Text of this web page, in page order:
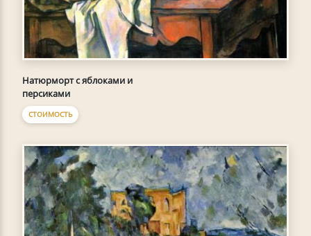
Натюрморт с яблоками и
персиками
СТОИМОСТЬ